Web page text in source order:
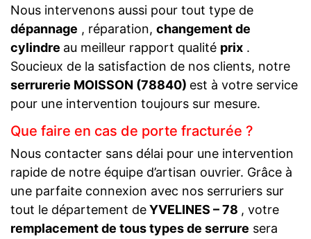
Nous intervenons aussi pour tout type de
dépannage , réparation, changement de
cylindre au meilleur rapport qualité prix .
Soucieux de la satisfaction de nos clients, notre
serrurerie MOISSON (78840) est à votre service
pour une intervention toujours sur mesure.
Que faire en cas de porte fracturée ?
Nous contacter sans délai pour une intervention
rapide de notre équipe d’artisan ouvrier. Grâce à
une parfaite connexion avec nos serruriers sur
tout le département deYVELINES – 78 , votre
remplacement de tous types de serrure sera